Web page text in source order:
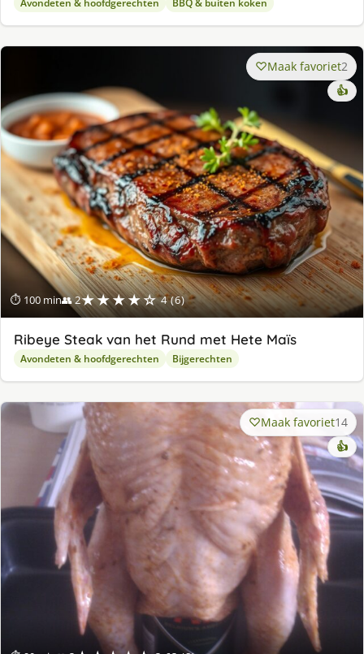
⏱ 100 min👥 2★★★★☆ 4 (6)
Maak favoriet2
👍
Ribeye Steak van het Rund met Hete Maïs
Avondeten & hoofdgerechten Bijgerechten
Maak favoriet14
👍